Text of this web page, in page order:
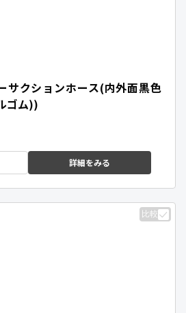
サクションホース(内外面黒色
ゴム))
詳細をみる
比較